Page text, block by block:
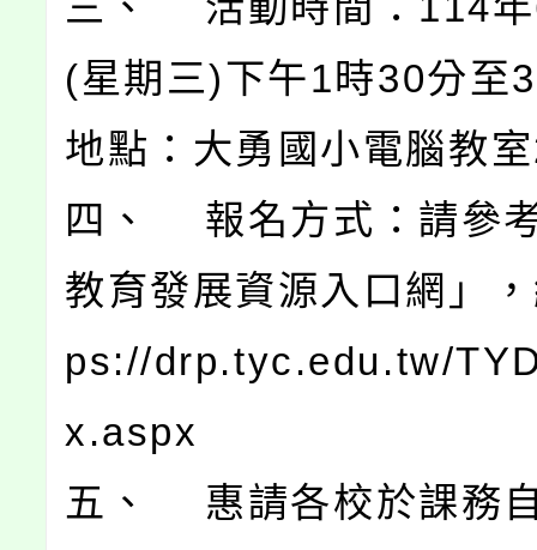
(星期三)下午1時30分至
地點：大勇國小電腦教
四、 報名方式：請參
教育發展資源入口網」
ps://drp.tyc.edu.tw/
x.aspx
五、 惠請各校於課務